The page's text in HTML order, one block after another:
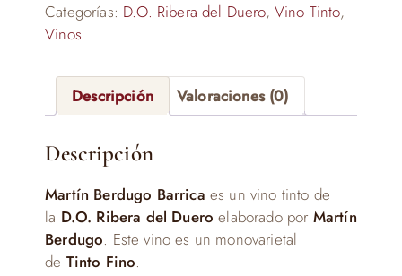
Categorías: D.O. Ribera del Duero, Vino Tinto,
Vinos
Descripción Valoraciones (0)
Descripción
Martín Berdugo Barrica es un vino tinto de
la D.O. Ribera del Duero elaborado por Martín
Berdugo. Este vino es un monovarietal
de Tinto Fino.